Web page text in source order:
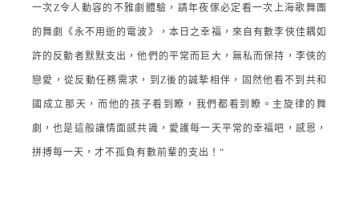
一次Z令人動容的不雅劇體驗，請年夜傢必定看一次上海歌舞團
的舞劇《永不用逝的電波》，本日之幸福，來自有數李俠佳耦如
許的反動者默默支出，他們的平常而巨大，無私而保持，李俠的
戀愛，從反動任務需求，到Z後的誠摯相伴，固然他看不到共和
國成立那天，而他的孩子看到瞭，我們都看到瞭。主旋律的舞
劇，也是這般讓情面感共識，愛護每一天平常的幸福吧，感恩，
拼搏每一天，才不孤負有數前輩的支出！“